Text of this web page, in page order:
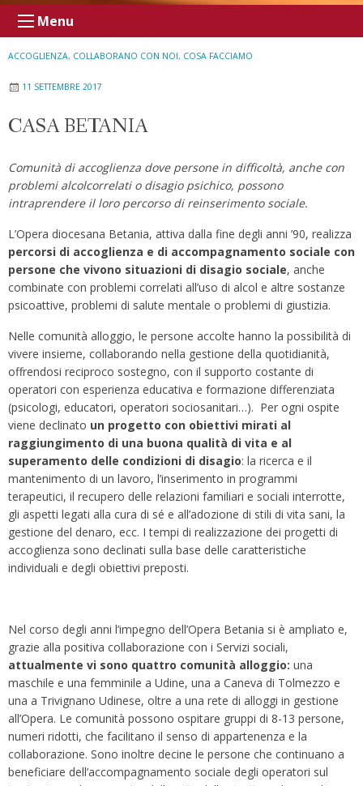
Menu
ACCOGLIENZA, COLLABORANO CON NOI, COSA FACCIAMO
11 SETTEMBRE 2017
CASA BETANIA
Comunità di accoglienza dove persone in difficoltà, anche con
problemi alcolcorrelati o disagio psichico, possono
intraprendere il loro percorso di reinserimento sociale.
L’Opera diocesana Betania, attiva dalla fine degli anni ’90, realizza
percorsi di accoglienza e di accompagnamento sociale con
persone che vivono situazioni di disagio sociale, anche
combinate con problemi correlati all’uso di alcol e altre sostanze
psicoattive, problemi di salute mentale o problemi di giustizia.
Nelle comunità alloggio, le persone accolte hanno la possibilità di
vivere insieme, collaborando nella gestione della quotidianità,
offrendosi reciproco sostegno, con il supporto costante di
operatori con esperienza educativa e formazione differenziata
(psicologi, educatori, operatori sociosanitari…). Per ogni ospite
viene declinato un progetto con obiettivi mirati al
raggiungimento di una buona qualità di vita e al
superamento delle condizioni di disagio: la ricerca e il
mantenimento di un lavoro, l’inserimento in programmi
terapeutici, il recupero delle relazioni familiari e sociali interrotte,
gli aspetti legati alla cura di sé e all’adozione di stili di vita sani, la
gestione del denaro, ecc. I tempi di realizzazione dei progetti di
accoglienza sono declinati sulla base delle caratteristiche
individuali e degli obiettivi preposti.
Nel corso degli anni l’impegno dell’Opera Betania si è ampliato e,
grazie alla positiva collaborazione con i Servizi sociali,
attualmente vi sono quattro comunità alloggio: una
maschile e una femminile a Udine, una a Caneva di Tolmezzo e
una a Trivignano Udinese, oltre a una rete di alloggi in gestione
all’Opera. Le comunità possono ospitare gruppi di 8-13 persone,
numeri ridotti, che facilitano il senso di appartenenza e la
collaborazione. Sono inoltre decine le persone che continuano a
beneficiare dell’accompagnamento sociale degli operatori sul